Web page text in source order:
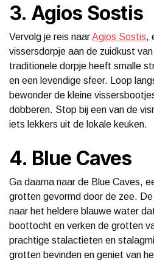
3. Agios Sostis
Vervolg je reis naarAgios Sostis,
vissersdorpje aan de zuidkust
traditionele dorpje heeft smalle
en een levendige sfeer. Loop
bewonder de kleine
dobberen. Stop bij een van de
iets lekkers uit de lokale keuken.
4. Blue Caves
Ga daarna naar de Blue Caves,
grotten gevormd door de zee.
naar het heldere blauwe water
boottocht en verken de grotten
prachtige stalactieten en
grotten bevinden en geniet van